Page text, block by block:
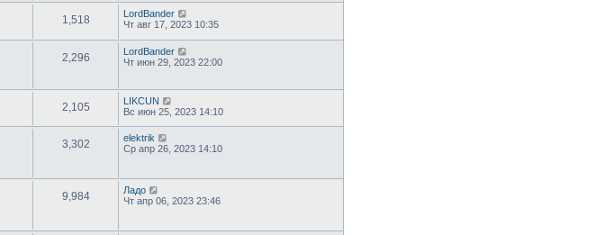
1,518
LordBander
Чт авг 17, 2023 10:35
2,296
LordBander
Чт июн 29, 2023 22:00
2,105
LIKCUN
Вс июн 25, 2023 14:10
3,302
elektrik
Ср апр 26, 2023 14:10
9,984
Ладо
Чт апр 06, 2023 23:46